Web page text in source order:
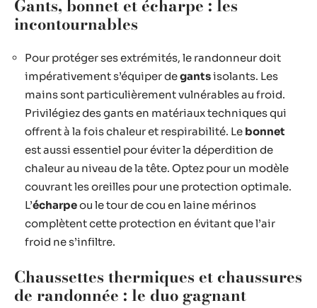
Gants, bonnet et écharpe : les
incontournables
Pour protéger ses extrémités, le randonneur doit
impérativement s’équiper degantsisolants. Les
mains sont particulièrement vulnérables au froid.
Privilégiez des gants en matériaux techniques qui
offrent à la fois chaleur et respirabilité. Le bonnet
est aussi essentiel pour éviter la déperdition de
chaleur au niveau de la tête. Optez pour un modèle
couvrant les oreilles pour une protection optimale.
L’écharpeou le tour de cou en laine mérinos
complètent cette protection en évitant que l’air
froid ne s’infiltre.
Chaussettes thermiques et chaussures
de randonnée : le duo gagnant